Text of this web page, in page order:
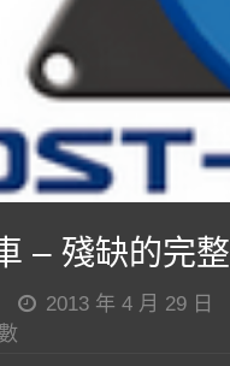
– 殘缺的完整
2013 年 4 月 29 日